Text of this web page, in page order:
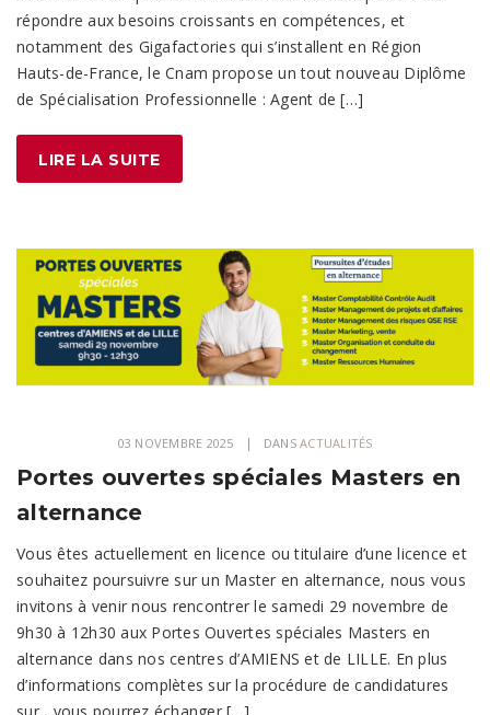
répondre aux besoins croissants en compétences, et
notamment des Gigafactories qui s’installent en Région
Hauts-de-France, le Cnam propose un tout nouveau Diplôme
de Spécialisation Professionnelle : Agent de […]
LIRE LA SUITE
03 NOVEMBRE 2025 DANS ACTUALITÉS
Portes ouvertes spéciales Masters en
alternance
Vous êtes actuellement en licence ou titulaire d’une licence et
souhaitez poursuivre sur un Master en alternance, nous vous
invitons à venir nous rencontrer le samedi 29 novembre de
9h30 à 12h30 aux Portes Ouvertes spéciales Masters en
alternance dans nos centres d’AMIENS et de LILLE. En plus
d’informations complètes sur la procédure de candidatures
sur , vous pourrez échanger […]